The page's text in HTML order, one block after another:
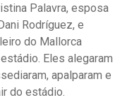
Palavra, esposa
Rodríguez, e
do Mallorca
Eles alegaram
apalparam e
do estádio.